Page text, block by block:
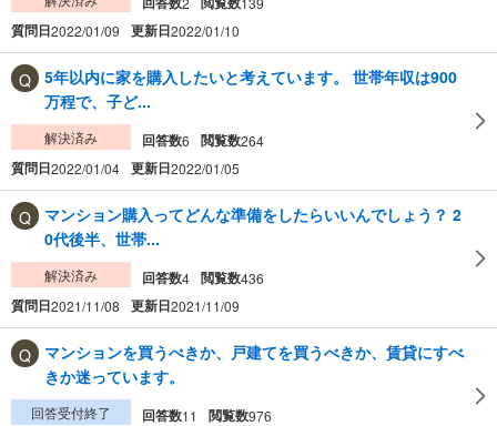
質問日2022/01/09 更新日2022/01/10
5年以内に家を購入したいと考えています。 世帯年収は900
万程で、子ど...
解決済み 回答数6 閲覧数264
質問日2022/01/04 更新日2022/01/05
マンション購入ってどんな準備をしたらいいんでしょう？ 2
0代後半、世帯...
解決済み 回答数4 閲覧数436
質問日2021/11/08 更新日2021/11/09
マンションを買うべきか、戸建てを買うべきか、賃貸にすべ
きか迷っています。
回答受付終了 回答数11 閲覧数976